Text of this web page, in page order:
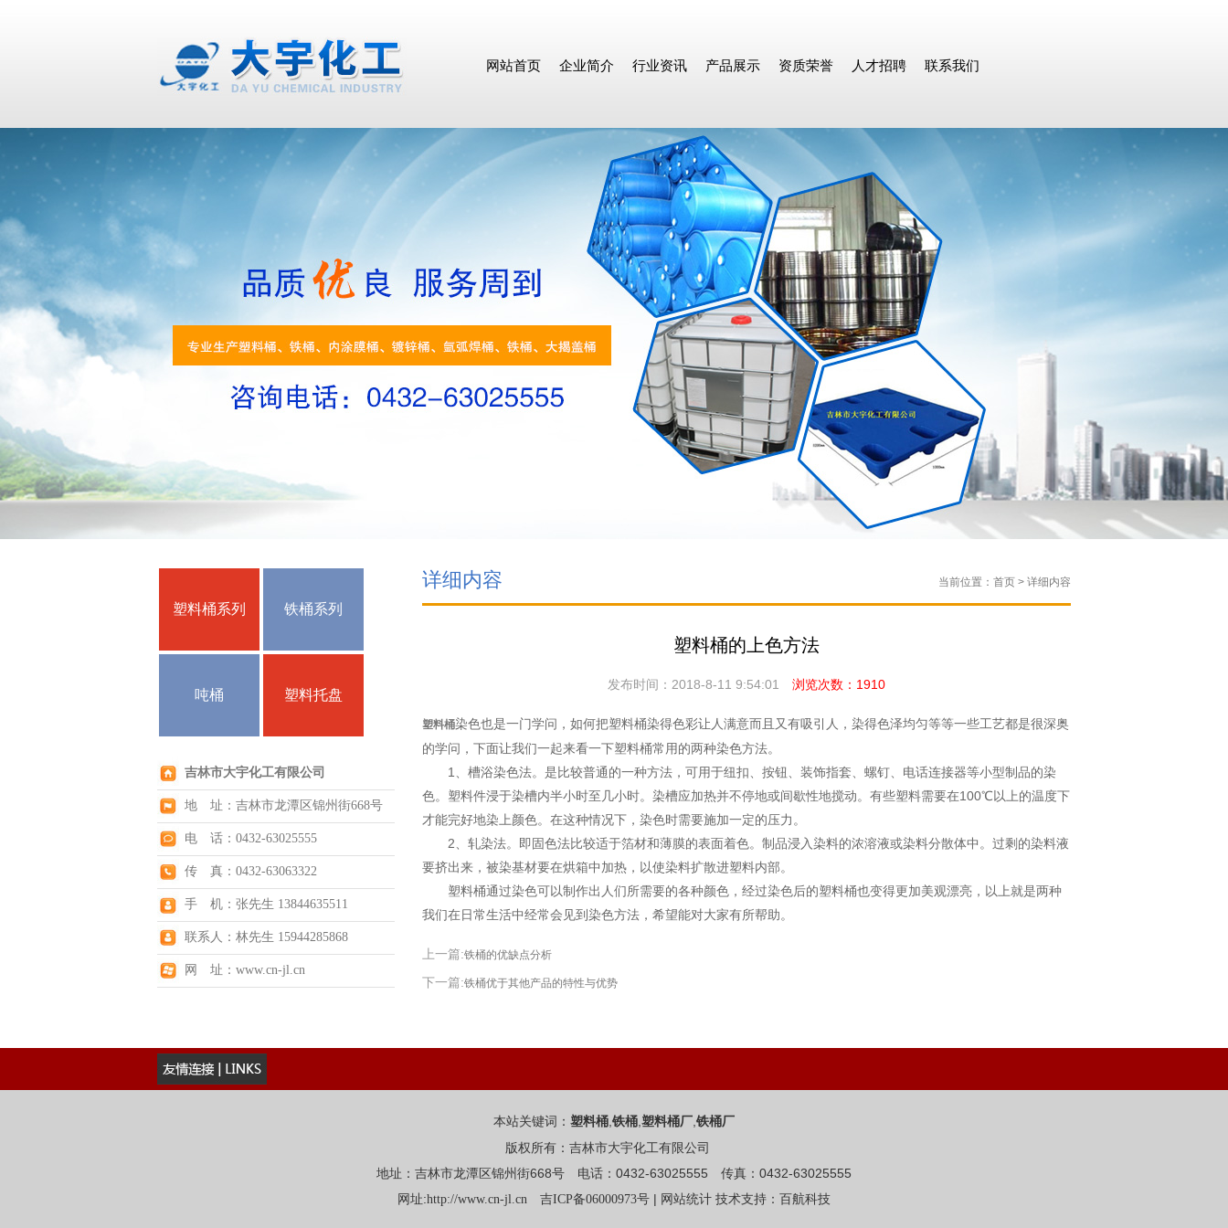
网站首页 企业简介 行业资讯 产品展示 资质荣誉 人才招聘 联系我们
塑料桶系列 铁桶系列
吨桶 塑料托盘
吉林市大宇化工有限公司
地 址：吉林市龙潭区锦州街668号
电 话：0432-63025555
传 真：0432-63063322
手 机：张先生 13844635511
联系人：林先生 15944285868
网 址：www.cn-jl.cn
详细内容 当前位置：首页 > 详细内容
塑料桶的上色方法
发布时间：2018-8-11 9:54:01 浏览次数：1910
塑料桶染色也是一门学问，如何把塑料桶染得色彩让人满意而且又有吸引人，染得色泽均匀等等一些工艺都是很深奥
的学问，下面让我们一起来看一下塑料桶常用的两种染色方法。
1、槽浴染色法。是比较普通的一种方法，可用于纽扣、按钮、装饰指套、螺钉、电话连接器等小型制品的染
色。塑料件浸于染槽内半小时至几小时。染槽应加热并不停地或间歇性地搅动。有些塑料需要在100℃以上的温度下
才能完好地染上颜色。在这种情况下，染色时需要施加一定的压力。
2、轧染法。即固色法比较适于箔材和薄膜的表面着色。制品浸入染料的浓溶液或染料分散体中。过剩的染料液
要挤出来，被染基材要在烘箱中加热，以使染料扩散进塑料内部。
塑料桶通过染色可以制作出人们所需要的各种颜色，经过染色后的塑料桶也变得更加美观漂亮，以上就是两种
我们在日常生活中经常会见到染色方法，希望能对大家有所帮助。
上一篇:铁桶的优缺点分析
下一篇:铁桶优于其他产品的特性与优势
本站关键词： 塑料桶 铁桶 塑料桶厂 铁桶厂
版权所有：吉林市大宇化工有限公司
地址：吉林市龙潭区锦州街668号 电话：0432-63025555 传真：0432-63025555
网址:http://www.cn-jl.cn 吉ICP备06000973号 | 网站统计 技术支持：百航科技